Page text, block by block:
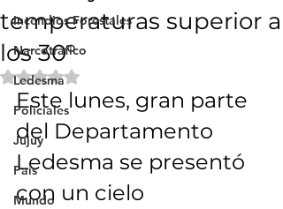
Incendios Forestales
Narcotráfico
Ledesma
Policiales
Jujuy
País
Mundo
temperaturas superior a
los 30°
Obtuvo NaN de 5 estrellas.
Este lunes, gran parte
del Departamento
Ledesma se presentó
con un cielo